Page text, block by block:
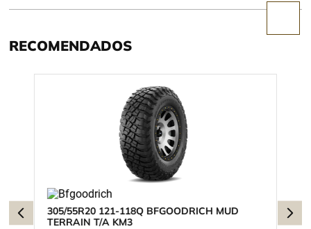
RECOMENDADOS
305/55R20 121-118Q BFGOODRICH MUD
TERRAIN T/A KM3